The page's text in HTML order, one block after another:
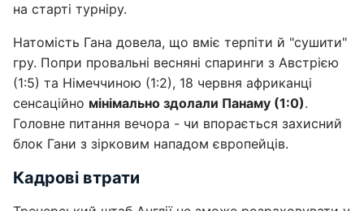
на старті турніру.
Натомість Гана довела, що вміє терпіти й "сушити"
гру. Попри провальні весняні спаринги з Австрією
(1:5) та Німеччиною (1:2), 18 червня африканці
сенсаційно мінімально здолали Панаму (1:0).
Головне питання вечора - чи впорається захисний
блок Гани з зірковим нападом європейців.
Кадрові втрати